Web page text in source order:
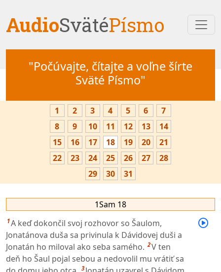
AudioSvätéPísmo
"Počúvajte, čítajte a voľne šírte
Sväté Písmo"
1 2 3 4 5 6
7
8
9 10 11 12 13
14
15
16 17 18 19 20
21
22
23 24 25 26 27
28
29
30 31
1Sam 18
1A keď dokončil svoj rozhovor so Šaulom,
Jonatánova duša sa privinula k Dávidovej duši a
Jonatán ho miloval ako seba samého. 2V ten
deň ho Šaul pojal sebou a nedovolil mu vrátiť sa
3